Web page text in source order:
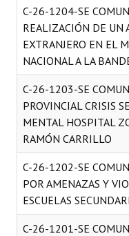
Noticias Destacadas
Registros y Distinciones
Datos Históricos
Premio al Mérito -
Audiencias Públicas -
Mujeres que Dejaron
Periodistas Decanos -
Ciudadano Ilustre -
C-26-1204-SE
REALIZACIÓN DE UN
EXTRANJERO EN EL
NACIONAL A LA
C-26-1203-SE
PROVINCIAL CRISIS
MENTAL HOSPITAL
RAMÓN CARRILLO
C-26-1202-SE
POR AMENAZAS Y
ESCUELAS
C-26-1201-SE